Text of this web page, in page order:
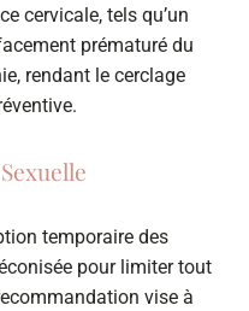
cervicale, tels qu’un
prématuré du
rendant le cerclage
temporaire des
pour limiter tout
vise à